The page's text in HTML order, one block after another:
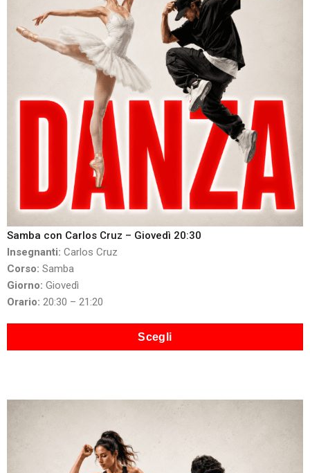
Samba con Carlos Cruz – Giovedì 20:30
Insegnanti: Carlos Cruz
Corso: Samba
Giorno: Giovedì
Orario: 20:30 – 21:20
Scegli